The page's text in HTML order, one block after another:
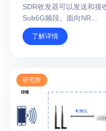
SDR收发器可以发送和接
Sub6G频段。面向NR...
了解详情
研究所